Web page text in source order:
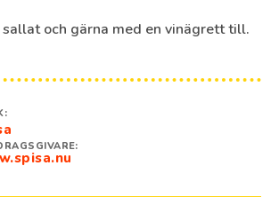
sallat och gärna med en vinägrett till.